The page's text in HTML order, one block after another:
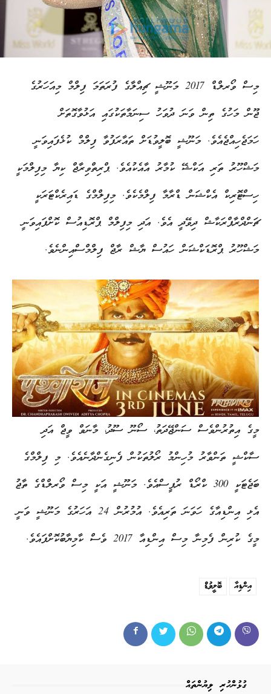
މިސް ވޯރލްޑް 2017 މަނޫޝީ ޗިއްލާގެ ފުރަތަމަ ފިލްމް މިއަހަރުގެ
ޖޫން މަހުގެ ތިން ވަނަ ދުވަހު ސިނަމާތަކުގައި އަޅުވާގޮތަށް
ހަމަޖެހިއްޖެއެވެ. މަނޫޝީ ބޮލީވުޑަށް ތައާރަފުވާ ފިލްމް ކުޅެފައިވަނީ
މަޝްހޫރު ތަރި އަކްޝޭ ކުމާރު އާއެކުއެވެ. ޕްރިތްވިރާޖް ކިޔާ މިފިލްމަކީ
ހިސްޓޮރިކް އެކްޝަން ޑްރާމާ ފިލްމެކެވެ. މިފިލްމްގެ ޑައިރެކްޓަރަކީ
ޗަންދްރާޕްރަކާޝް ދިވޭދީ އެވެ. އަދި މިފިލްމް ޕްރޮޑިއުސް ކޮށްފައިވަނީ
މަޝްހޫރު ޕްރޮޑަކްޝަން ހައުސް ޔާޝް ރާޖް ފިލްމްސްއިންނެވެ.
މީގެ އިތުރުންވެސް ސަންޖޭދަތު، ސޯނޫ ސޫދު، މާނަވް ވީޖް އަދި
ސާކްޝީ ތަންވާރު މުހިންމު ރޯލުތަކުން ފެނިގެންދާނެއެވެ. މި ފިލްމްގެ
ބަޖެޓަކީ 300 ކްރޯޑް ރުޕީސްއެވެ. މަނޫޝީ އަކީ މިސް ވޯރލްޑްގެ ތާޖު
އެޅި އިންޑިއާގެ ހަވަނަ ތަރިއެވެ. އުމުރުން 24 އަހަރުގެ މަނޫޝީ ވަނީ
މީގެ ކުރިން ފެމިނާ މިސް އިންޑިއާ 2017 ވެސް ކާމިޔާބުކޮށްފައެވެ.
ބޮލީވުޑް އިންޑިއާ
ގުޅުންހުރި ލިޔުންތައް